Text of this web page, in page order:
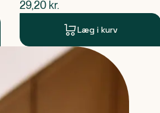
$nuværende pris
29,20 kr.
Læg i kurv